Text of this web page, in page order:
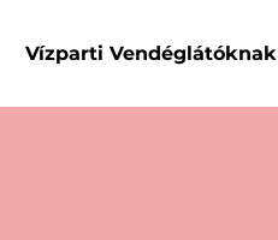
Vízparti Vendéglátóknak